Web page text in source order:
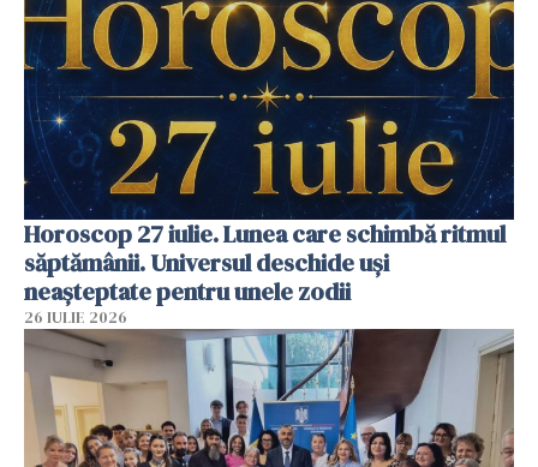
Horoscop 27 iulie. Lunea care schimbă ritmul
săptămânii. Universul deschide uși
neașteptate pentru unele zodii
26 IULIE 2026